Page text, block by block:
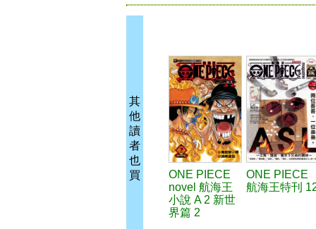
其
他
讀
者
也
買
ONE PIECE
novel 航海王
小說 A 2 新世
界篇 2
ONE PIECE
航海王特刊